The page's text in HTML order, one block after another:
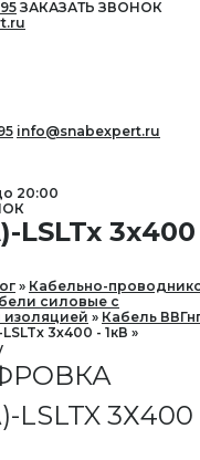
ЗАКАЗАТЬ ЗВОНОК
info@snabexpert.ru
20:00
LSLTx
Кабельно-
силовые с
изоляцией
Кабель
3х400 - 1кВ
LSLTX 3Х400